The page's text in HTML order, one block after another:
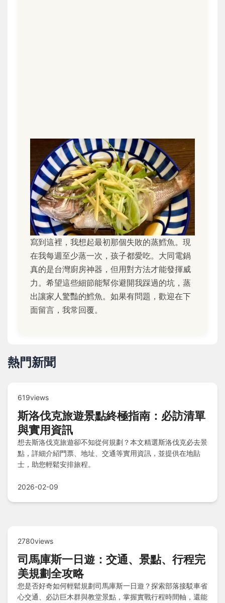
寫到這裡，我想起最初那個失敗的蒸鱈魚。現
在我每週至少蒸一次，孩子都愛吃。大同電鍋
真的是台灣廚房神器，但用對方法才能發揮威
力。希望這些細節能幫你避開我踩過的坑，蒸
出讓家人驚豔的鱈魚。如果有問題，歡迎在下
面留言，我常回覆。
熱門新聞
619views
斯洛伐克旅遊景點終極指南：必訪清單
與實用資訊
想去斯洛伐克旅遊卻不知從何規劃？本文精選斯洛伐克必去景
點，詳細介紹門票、地址、交通等實用資訊，並提供在地貼
士，助您輕鬆安排旅程。
2026-02-09
2780views
司馬庫斯一日遊：交通、景點、行程完
美規劃全攻略
您是否好奇如何輕鬆規劃司馬庫斯一日遊？探索部落接駁車省
心交通、必訪巨木群與教堂景點，掌握實戰行程時間軸，還能